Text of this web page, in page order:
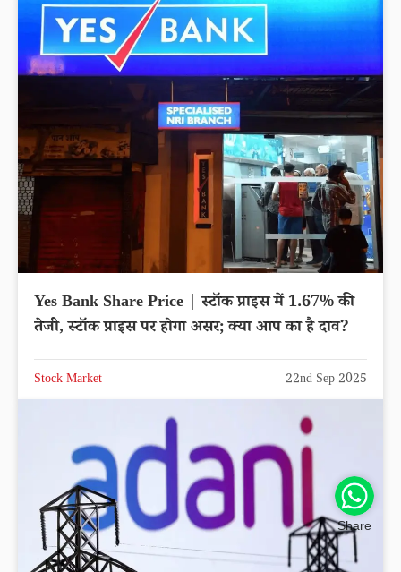
Yes Bank Share Price | स्टॉक प्राइस में 1.67% की
तेजी, स्टॉक प्राइस पर होगा असर; क्या आप का है दाव?
Stock Market 22nd Sep 2025
Share